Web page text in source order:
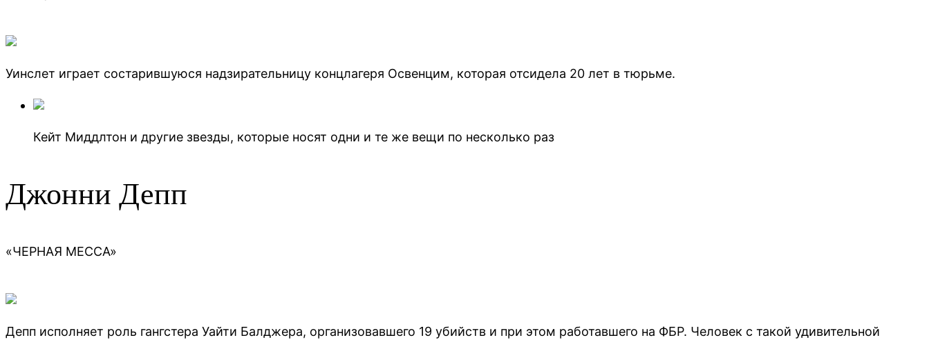
Уинслет играет состарившуюся надзирательницу концлагеря Освенцим, которая отсидела 20 лет в тюрьме.
Кейт Миддлтон и другие звезды, которые носят одни и те же вещи по несколько раз
Джонни Депп
«ЧЕРНАЯ МЕССА»
Депп исполняет роль гангстера Уайти Балджера, организовавшего 19 убийств и при этом работавшего на ФБР. Человек с такой удивительной